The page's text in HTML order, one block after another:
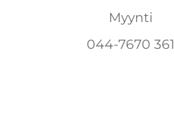
Myynti
044-7670 361​